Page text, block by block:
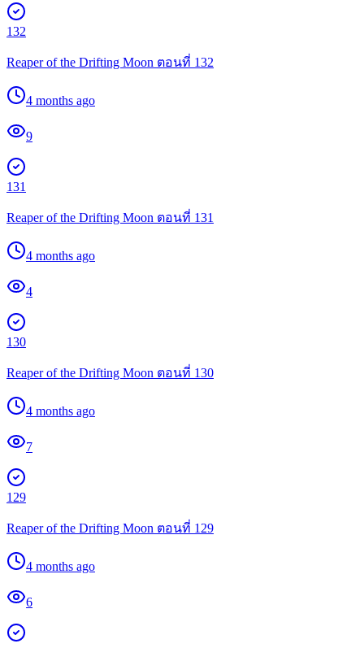
132
Reaper of the Drifting Moon ตอนที่ 132
4 months ago
9
131
Reaper of the Drifting Moon ตอนที่ 131
4 months ago
4
130
Reaper of the Drifting Moon ตอนที่ 130
4 months ago
7
129
Reaper of the Drifting Moon ตอนที่ 129
4 months ago
6